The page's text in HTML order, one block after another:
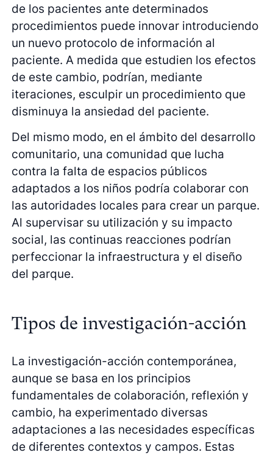
de los pacientes ante determinados
procedimientos puede innovar introduciendo
un nuevo protocolo de información al
paciente. A medida que estudien los efectos
de este cambio, podrían, mediante
iteraciones, esculpir un procedimiento que
disminuya la ansiedad del paciente.
Del mismo modo, en el ámbito del desarrollo
comunitario, una comunidad que lucha
contra la falta de espacios públicos
adaptados a los niños podría colaborar con
las autoridades locales para crear un parque.
Al supervisar su utilización y su impacto
social, las continuas reacciones podrían
perfeccionar la infraestructura y el diseño
del parque.
Tipos de investigación-acción
La investigación-acción contemporánea,
aunque se basa en los principios
fundamentales de colaboración, reflexión y
cambio, ha experimentado diversas
adaptaciones a las necesidades específicas
de diferentes contextos y campos. Estas